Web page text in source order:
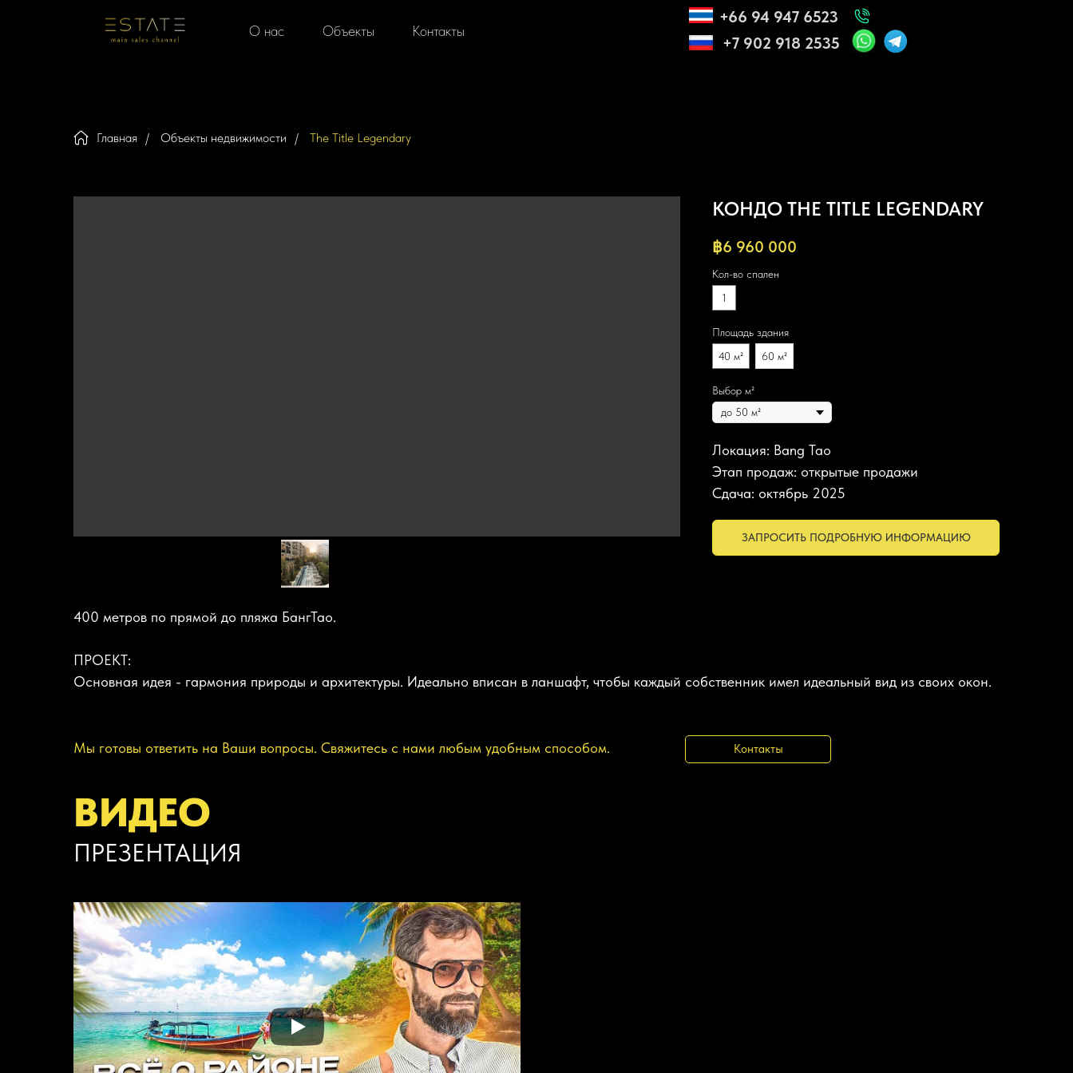
Контакты
Объекты
О нас
+66 94 947 6523
+7 902 918 2535
Главная / Объекты недвижимости / The Title Legendary
КОНДО THE TITLE LEGENDARY
฿6 960 000
Кол-во спален
1
Площадь здания
40 м²
60 м²
Выбор м²
Локация: Bang Tao
Этап продаж: открытые продажи
Сдача: октябрь 2025
ЗАПРОСИТЬ ПОДРОБНУЮ ИНФОРМАЦИЮ
400 метров по прямой до пляжа БангТао.
ПРОЕКТ:
Основная идея - гармония природы и архитектуры. Идеально вписан в ланшафт, чтобы каждый собственник имел идеальный вид из своих окон.
Мы готовы ответить на Ваши вопросы. Свяжитесь с нами любым удобным способом. Контакты
ВИДЕО
ПРЕЗЕНТАЦИЯ